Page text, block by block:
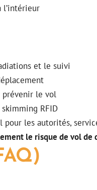
l’intérieur
et le suivi
prévenir le vol
RFID
les autorités,
le risque de vol de